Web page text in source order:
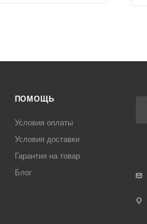
ПОМОЩЬ
Условия оплаты
Условия доставки
Гарантия на товар
Блог